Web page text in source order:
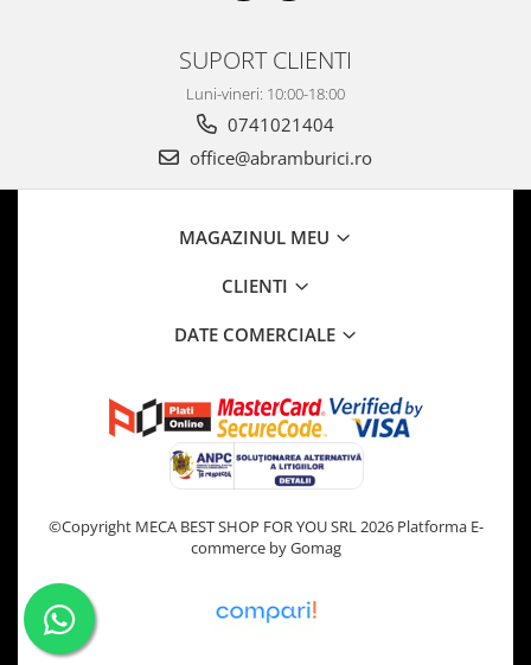
SUPORT CLIENTI
Luni-vineri: 10:00-18:00
0741021404
office@abramburici.ro
MAGAZINUL MEU
CLIENTI
DATE COMERCIALE
©Copyright MECA BEST SHOP FOR YOU SRL 2026 Platforma E-
commerce by Gomag